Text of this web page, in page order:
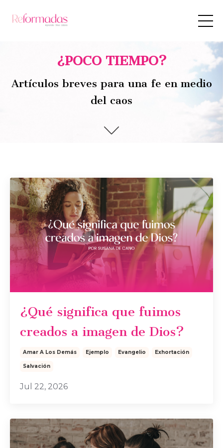
¿POCO TIEMPO?
Artículos breves para una fe en medio
del caos
¿Qué significa que fuimos
creados a imagen de Dios?
Amar A Los Demás Ejemplo Evangelio Exhortación
Salvación
Jul 22, 2026